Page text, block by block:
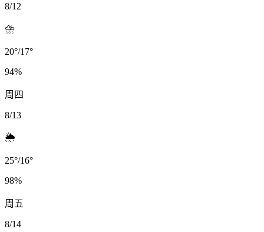
8/12
⛈️
20°/17°
94%
周四
8/13
🌦️
25°/16°
98%
周五
8/14